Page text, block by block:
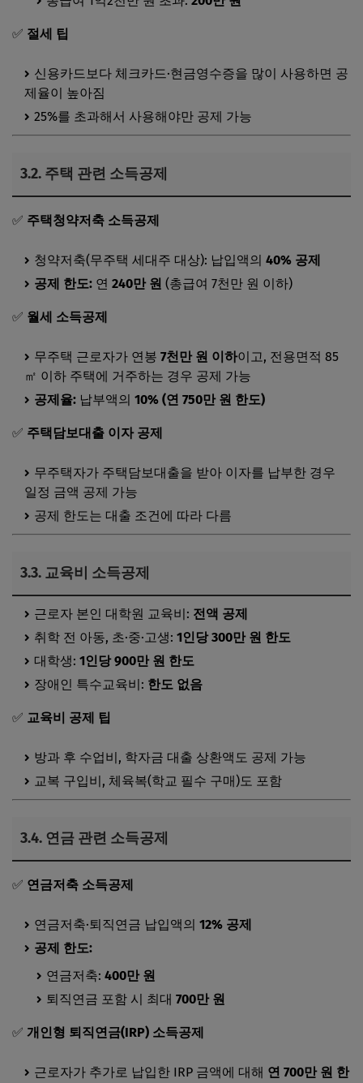
✅ 절세 팁
신용카드보다 체크카드·현금영수증을 많이 사용하면 공
제율이 높아짐
25%를 초과해서 사용해야만 공제 가능
3.2. 주택 관련 소득공제
✅ 주택청약저축 소득공제
청약저축(무주택 세대주 대상): 납입액의 40% 공제
공제 한도: 연 240만 원 (총급여 7천만 원 이하)
✅ 월세 소득공제
무주택 근로자가 연봉 7천만 원 이하이고, 전용면적 85
㎡ 이하 주택에 거주하는 경우 공제 가능
공제율: 납부액의 10% (연 750만 원 한도)
✅ 주택담보대출 이자 공제
무주택자가 주택담보대출을 받아 이자를 납부한 경우
일정 금액 공제 가능
공제 한도는 대출 조건에 따라 다름
3.3. 교육비 소득공제
근로자 본인 대학원 교육비: 전액 공제
취학 전 아동, 초·중·고생: 1인당 300만 원 한도
대학생: 1인당 900만 원 한도
장애인 특수교육비: 한도 없음
✅ 교육비 공제 팁
방과 후 수업비, 학자금 대출 상환액도 공제 가능
교복 구입비, 체육복(학교 필수 구매)도 포함
3.4. 연금 관련 소득공제
✅ 연금저축 소득공제
연금저축·퇴직연금 납입액의 12% 공제
공제 한도:
연금저축: 400만 원
퇴직연금 포함 시 최대 700만 원
✅ 개인형 퇴직연금(IRP) 소득공제
근로자가 추가로 납입한 IRP 금액에 대해 연 700만 원 한